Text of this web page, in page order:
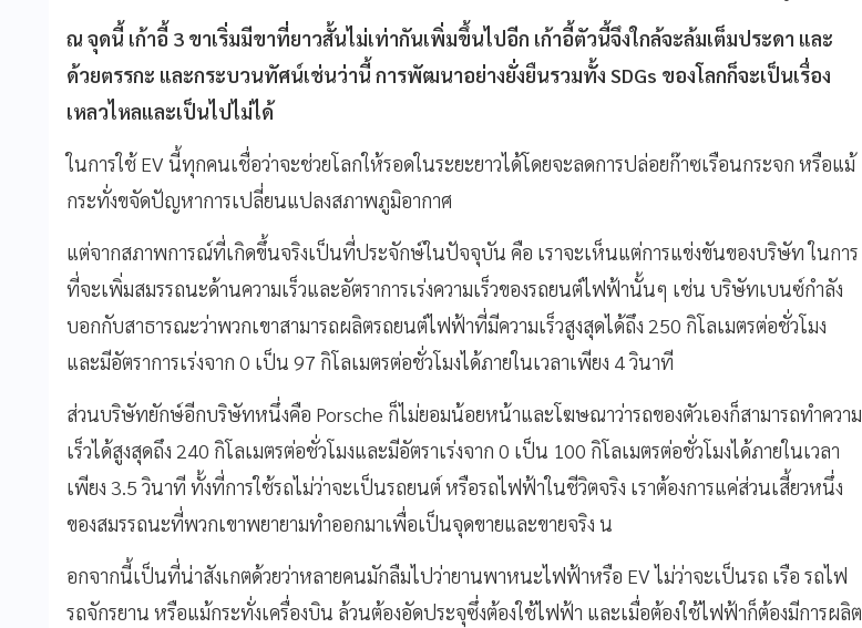
ณ จุดนี้ เก้าอี้ 3 ขาเริ่มมีขาที่ยาวสั้นไม่เท่ากันเพิ่มขึ้นไปอีก เก้าอี้ตัวนี้จึงใกล้จะล้มเต็มประดา และ
ด้วยตรรกะ และกระบวนทัศน์เช่นว่านี้ การพัฒนาอย่างยั่งยืนรวมทั้ง SDGs ของโลกก็จะเป็นเรื่อง
เหลวไหลและเป็นไปไม่ได้
ในการใช้ EV นี้ทุกคนเชื่อว่าจะช่วยโลกให้รอดในระยะยาวได้โดยจะลดการปล่อยก๊าซเรือนกระจก หรือแม้
กระทั่งขจัดปัญหาการเปลี่ยนแปลงสภาพภูมิอากาศ
แต่จากสภาพการณ์ที่เกิดขึ้นจริงเป็นที่ประจักษ์ในปัจจุบัน คือ เราจะเห็นแต่การแข่งขันของบริษัท ในการ
ที่จะเพิ่มสมรรถนะด้านความเร็วและอัตราการเร่งความเร็วของรถยนต์ไฟฟ้านั้นๆ เช่น บริษัทเบนซ์กำลัง
บอกกับสาธารณะว่าพวกเขาสามารถผลิตรถยนต์ไฟฟ้าที่มีความเร็วสูงสุดได้ถึง 250 กิโลเมตรต่อชั่วโมง
และมีอัตราการเร่งจาก 0 เป็น 97 กิโลเมตรต่อชั่วโมงได้ภายในเวลาเพียง 4 วินาที
ส่วนบริษัทยักษ์อีกบริษัทหนึ่งคือ Porsche ก็ไม่ยอมน้อยหน้าและโฆษณาว่ารถของตัวเองก็สามารถทำความ
เร็วได้สูงสุดถึง 240 กิโลเมตรต่อชั่วโมงและมีอัตราเร่งจาก 0 เป็น 100 กิโลเมตรต่อชั่วโมงได้ภายในเวลา
เพียง 3.5 วินาที ทั้งที่การใช้รถไม่ว่าจะเป็นรถยนต์ หรือรถไฟฟ้าในชีวิตจริง เราต้องการแค่ส่วนเสี้ยวหนึ่ง
ของสมรรถนะที่พวกเขาพยายามทำออกมาเพื่อเป็นจุดขายและขายจริง น
อกจากนี้เป็นที่น่าสังเกตด้วยว่าหลายคนมักลืมไปว่ายานพาหนะไฟฟ้าหรือ EV ไม่ว่าจะเป็นรถ เรือ รถไฟ
รถจักรยาน หรือแม้กระทั่งเครื่องบิน ล้วนต้องอัดประจุซึ่งต้องใช้ไฟฟ้า และเมื่อต้องใช้ไฟฟ้าก็ต้องมีการผลิต